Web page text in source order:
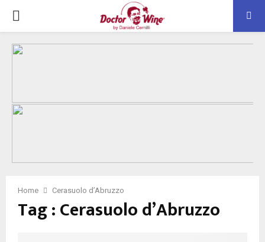
PRIMARY
MENU
Home Cerasuolo d’Abruzzo
Tag : Cerasuolo d’Abruzzo